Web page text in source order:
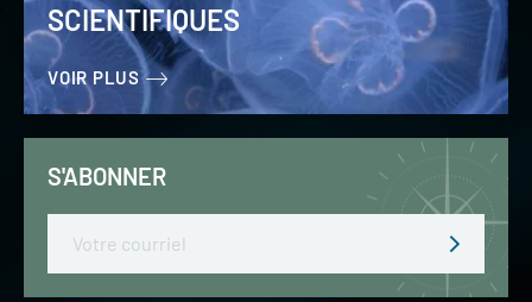
SCIENTIFIQUES
VOIR PLUS
S'ABONNER
Email